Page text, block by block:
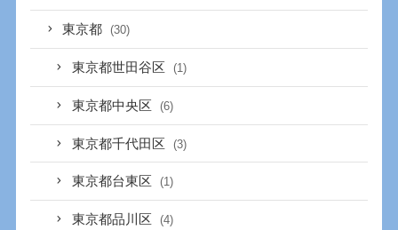
東京都 (30)
東京都世田谷区 (1)
東京都中央区 (6)
東京都千代田区 (3)
東京都台東区 (1)
東京都品川区 (4)